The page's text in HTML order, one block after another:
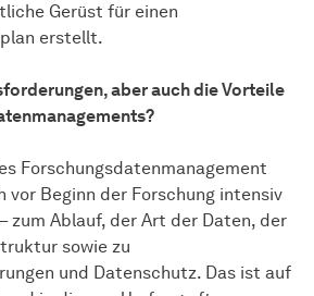
Gerüst für einen
erstellt.
aber auch die Vorteile
Forschungsdatenmanagement
vor Beginn der Forschung intensiv
zum Ablauf, der Art der Daten, der
sowie zu
und Datenschutz. Das ist auf